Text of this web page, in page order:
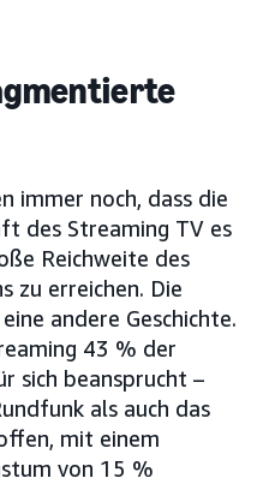
immer noch, dass die
des Streaming TV es
Reichweite des
zu erreichen. Die
andere Geschichte.
43 % der
sich beansprucht –
als auch das
mit einem
von 15 %